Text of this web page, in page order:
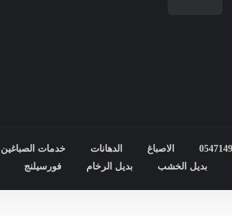
الاصباغ الدهانات خدمات الصباغين
بديل الخشب بديل الرخام فورسيلنج